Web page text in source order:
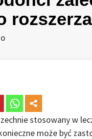
stosowany w
może być